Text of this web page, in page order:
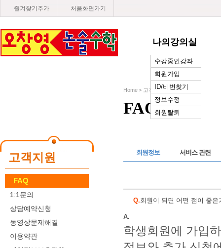
즐겨찾기추가 처음화면가기
나의강의실
수강중인강좌
회원가입
ID/비번찾기
정보수정
회원탈퇴
단체학습
고객지원
FAQ
1:1문의
상담예약신청
동영상문제해결
이용약관
Home > 고객지원 >FAQ
FAQ
회원정보 서비스 관련
Q.회원이 되면 어떤 점이 좋은
A.
학생회원에 가입